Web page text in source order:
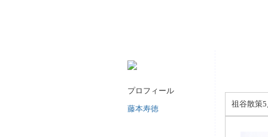
プロフィール
藤本寿徳
祖谷散策